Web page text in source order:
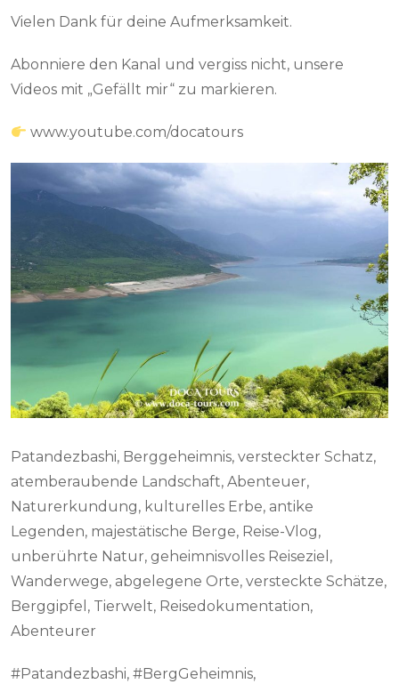
Vielen Dank für deine Aufmerksamkeit.
Abonniere den Kanal und vergiss nicht, unsere
Videos mit „Gefällt mir“ zu markieren.
www.youtube.com/docatours
Patandezbashi, Berggeheimnis, versteckter Schatz,
atemberaubende Landschaft, Abenteuer,
Naturerkundung, kulturelles Erbe, antike
Legenden, majestätische Berge, Reise-Vlog,
unberührte Natur, geheimnisvolles Reiseziel,
Wanderwege, abgelegene Orte, versteckte Schätze,
Berggipfel, Tierwelt, Reisedokumentation,
Abenteurer
#Patandezbashi, #BergGeheimnis,